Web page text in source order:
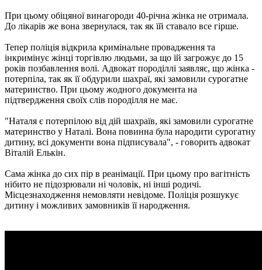
При цьому обіцяної винагороди 40-річна жінка не отримала.
До лікарів же вона звернулася, так як їй ставало все гірше.
Тепер поліція відкрила кримінальне провадження та
інкримінує жінці торгівлю людьми, за що їй загрожує до 15
років позбавлення волі. Адвокат породіллі заявляє, що жінка -
потерпіла, так як її обдурили шахраї, які замовили сурогатне
материнство. При цьому жодного документа на
підтвердження своїх слів породілля не має.
"Наталя є потерпілою від дій шахраїв, які замовили сурогатне
материнство у Наталі. Вона повинна була народити сурогатну
дитину, всі документи вона підписувала", - говорить адвокат
Віталій Елькін.
Сама жінка до сих пір в реанімації. При цьому про вагітність
нібито не підозрювали ні чоловік, ні інші родичі.
Місцезнаходження немовляти невідоме. Поліція розшукує
дитину і можливих замовників її народження.